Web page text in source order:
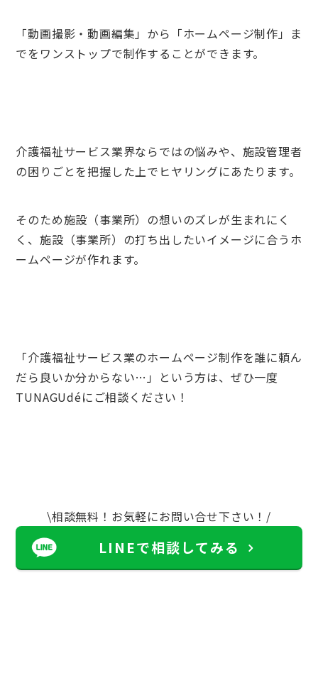
「動画撮影・動画編集」から「ホームページ制作」ま
でをワンストップで制作することができます。
介護福祉サービス業界ならではの悩みや、施設管理者
の困りごとを把握した上でヒヤリングにあたります。
そのため施設（事業所）の想いのズレが生まれにく
く、施設（事業所）の打ち出したいイメージに合うホ
ームページが作れます。
「介護福祉サービス業のホームページ制作を誰に頼ん
だら良いか分からない…」という方は、ぜひ一度
TUNAGUdéにご相談ください！
\相談無料！お気軽にお問い合せ下さい！/
LINEで相談してみる